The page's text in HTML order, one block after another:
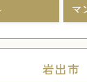
マ
岩出市